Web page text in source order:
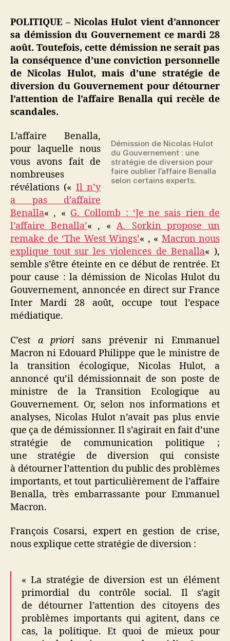
stratégie
de
diversion
pour
faire
oublier
POLITIQUE – Nicolas Hulot vient d’annoncer
sa démission du Gouvernement ce mardi 28
août. Toutefois, cette démission ne serait pas
la conséquence d’une conviction personnelle
de Nicolas Hulot, mais d’une stratégie de
diversion du Gouvernement pour détourner
l’attention de l’affaire Benalla qui recèle de
scandales.
Démission de Nicolas Hulot
du Gouvernement : une
stratégie de diversion pour
faire oublier l’affaire Benalla
selon certains experts.
L’affaire Benalla,
pour laquelle nous
vous avons fait de
nombreuses
révélations (« Il n’y
a pas d’affaire
Benalla« , « G. Collomb : ‘Je ne sais rien de
l’affaire Benalla’« , «A. Sorkin propose un
remake de ‘The West Wings’« , « Macron nous
explique tout sur les violences de Benalla« ),
semble s’être éteinte en ce début de rentrée. Et
pour cause : la démission de Nicolas Hulot du
Gouvernement, annoncée en direct sur France
Inter Mardi 28 août, occupe tout l’espace
médiatique.
C’est a priori sans prévenir ni Emmanuel
Macron ni Edouard Philippe que le ministre de
la transition écologique, Nicolas Hulot, a
annoncé qu’il démissionnait de son poste de
ministre de la Transition Ecologique au
Gouvernement. Or, selon nos informations et
analyses, Nicolas Hulot n’avait pas plus envie
que ça de démissionner. Il s’agirait en fait d’une
stratégie de communication politique ;
une stratégie de diversion qui consiste
à détourner l’attention du public des problèmes
importants, et tout particulièrement de l’affaire
Benalla, très embarrassante pour Emmanuel
Macron.
François Cosarsi, expert en gestion de crise,
nous explique cette stratégie de diversion :
« La stratégie de diversion est un élément
primordial du contrôle social. Il s’agit
de détourner l’attention des citoyens des
problèmes importants qui agitent, dans ce
cas, la politique. Et quoi de mieux pour